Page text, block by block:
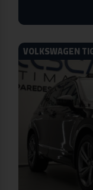
VOLKSWAGEN